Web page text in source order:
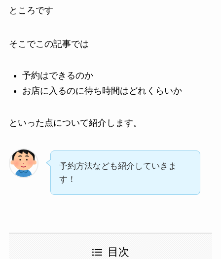
ところです
そこでこの記事では
予約はできるのか
お店に入るのに待ち時間はどれくらいか
といった点について紹介します。
予約方法なども紹介していきま
す！
目次